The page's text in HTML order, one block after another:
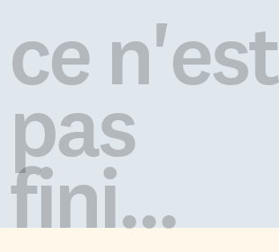
ce n'est
pas
fini...